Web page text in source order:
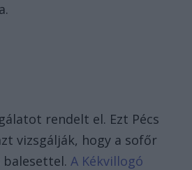
rendelt el. Ezt Pécs
vizsgálják, hogy a sofőr
A Kékvillogó